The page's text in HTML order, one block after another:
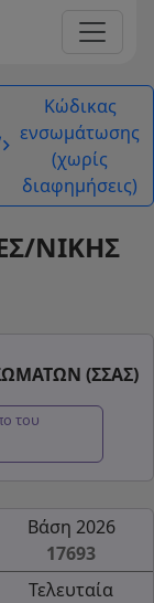
Κώδικας
ενσωμάτωσης
(χωρίς
διαφημήσεις)
ΝΙΚΗΣ
(ΣΣΑΣ)
του
Βάση 2026
17693
Τελευταία